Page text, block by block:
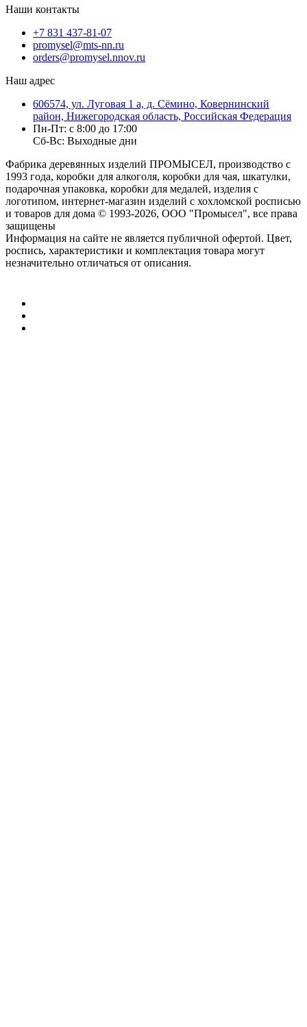
Наши контакты
+7 831 437-81-07
promysel@mts-nn.ru
orders@promysel.nnov.ru
Наш адрес
606574, ул. Луговая 1 а, д. Сёмино, Ковернинский
район, Нижегородская область, Российская Федерация
Пн-Пт: с 8:00 до 17:00
Сб-Вс: Выходные дни
Фабрика деревянных изделий ПРОМЫСЕЛ, производство с
1993 года, коробки для алкоголя, коробки для чая, шкатулки,
подарочная упаковка, коробки для медалей, изделия с
логотипом, интернет-магазин изделий с хохломской росписью
и товаров для дома © 1993-2026, ООО "Промысел", все права
защищены
Информация на сайте не является публичной офертой. Цвет,
роспись, характеристики и комплектация товара могут
незначительно отличаться от описания.